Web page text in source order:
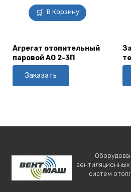
В Корзину
Агрегат отопительный
паровой АО 2-3П
Заказать
систем